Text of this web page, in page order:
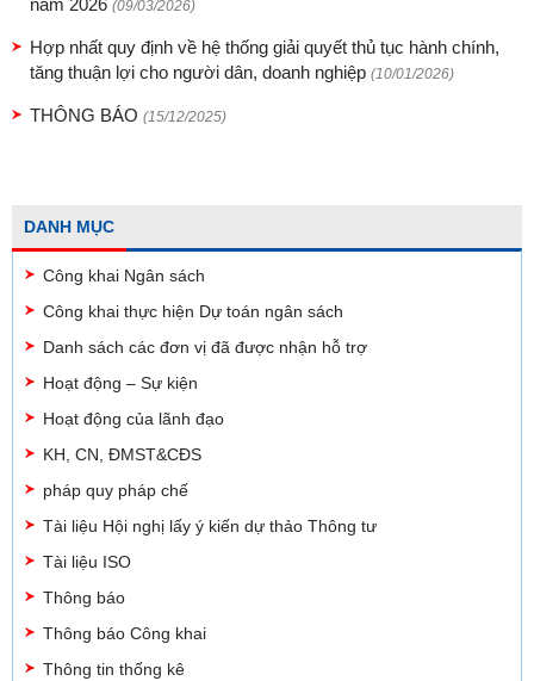
năm 2026 (09/03/2026)
Hợp nhất quy định về hệ thống giải quyết thủ tục hành chính,
tăng thuận lợi cho người dân, doanh nghiệp (10/01/2026)
THÔNG BÁO (15/12/2025)
DANH MỤC
Công khai Ngân sách
Công khai thực hiện Dự toán ngân sách
Danh sách các đơn vị đã được nhận hỗ trợ
Hoạt động – Sự kiện
Hoạt động của lãnh đạo
KH, CN, ĐMST&CĐS
pháp quy pháp chế
Tài liệu Hội nghị lấy ý kiến dự thảo Thông tư
Tài liệu ISO
Thông báo
Thông báo Công khai
Thông tin thống kê